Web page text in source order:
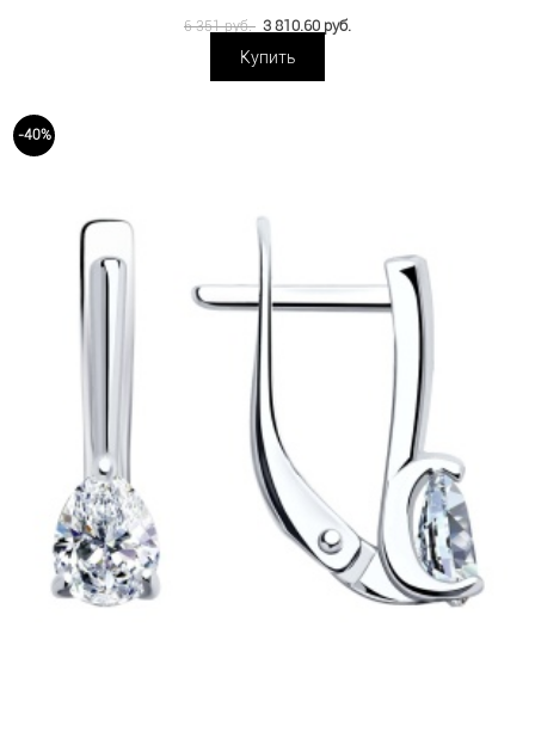
6 351 руб. 3 810.60 руб.
Купить
-40%